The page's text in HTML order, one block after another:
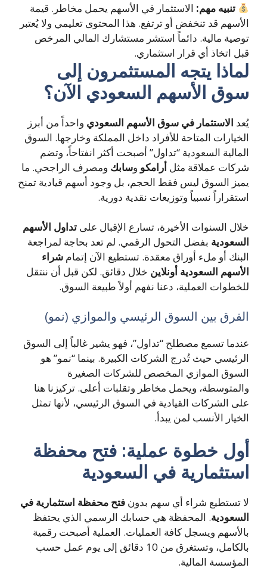
تنبيه مهم: الاستثمار في الأسهم يحمل مخاطر. قيمة
الأسهم قد تنخفض أو ترتفع. هذا المحتوى تعليمي ولا يُعتبر
توصية مالية. دائماً استشر مستشارك المالي المرخص
قبل اتخاذ أي قرار استثماري.
لماذا يتجه المستثمرون إلى
سوق الأسهم السعودي الآن؟
يُعد الاستثمار في سوق الأسهم السعودي واحداً من أبرز
الخيارات المتاحة للأفراد داخل المملكة وخارجها. السوق
المالية السعودية “تداول” أصبحت أكثر انفتاحاً، وتضم
شركات عملاقة مثل أرامكو وسابك ومصرف الراجحي. ما
يميز السوق ليس فقط الحجم، بل وجود أسهم قيادية تمنح
استقراراً نسبياً وتوزيعات نقدية دورية.
خلال السنوات الأخيرة، تسارع الإقبال على تداول الأسهم
السعودية بفضل التحول الرقمي. لم تعد بحاجة لمراجعة
البنك أو ملء أوراق معقدة. تستطيع الآن إتمام شراء
الأسهم السعودية أونلاين خلال دقائق. لكن قبل أن ننتقل
للخطوات العملية، دعنا نفهم أولاً طبيعة السوق.
الفرق بين السوق الرئيسي والموازي (نمو)
عندما تسمع مصطلح “تداول”، فهو يشير غالباً إلى السوق
الرئيسي حيث تُدرج الشركات الكبيرة. بينما “نمو” هو
السوق الموازي المخصص للشركات الصغيرة
والمتوسطة، ويحمل مخاطر وتقلبات أعلى. تركيزنا هنا
على الشركات القيادية في السوق الرئيسي، لأنها تمثل
الخيار الأنسب لمن يبدأ.
أول خطوة عملية: فتح محفظة
استثمارية في السعودية
لا تستطيع شراء أي سهم بدون فتح محفظة استثمارية في
السعودية. المحفظة هي حسابك الرسمي الذي يحتفظ
بالأسهم ويسجل كافة العمليات. العملية أصبحت رقمية
بالكامل، وتستغرق من 10 دقائق إلى يوم عمل حسب
المؤسسة المالية.